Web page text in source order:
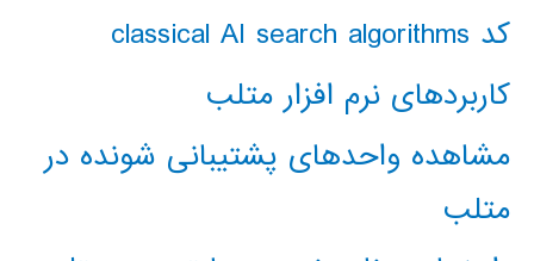
کد classical AI search algorithms
کاربردهای نرم افزار متلب
مشاهده واحدهای پشتیبانی شونده در
متلب